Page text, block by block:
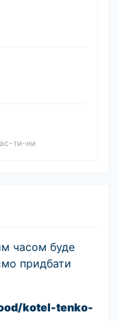
ти-ни
часом буде
придбати
kotel-tenko-